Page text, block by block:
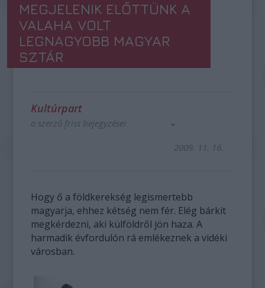
MEGJELENIK ELŐTTÜNK A
VALAHA VOLT
LEGNAGYOBB MAGYAR
SZTÁR
Kultúrpart
a szerző friss bejegyzései
2009. 11. 16.
Hogy ő a földkerekség legismertebb
magyarja, ehhez kétség nem fér. Elég bárkit
megkérdezni, aki külföldről jön haza. A
harmadik évfordulón rá emlékeznek a vidéki
városban.